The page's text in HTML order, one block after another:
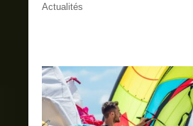
Actualités